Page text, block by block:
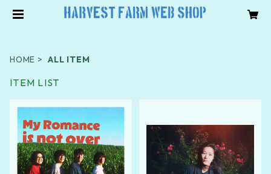
HOME ALL ITEM
ITEM LIST